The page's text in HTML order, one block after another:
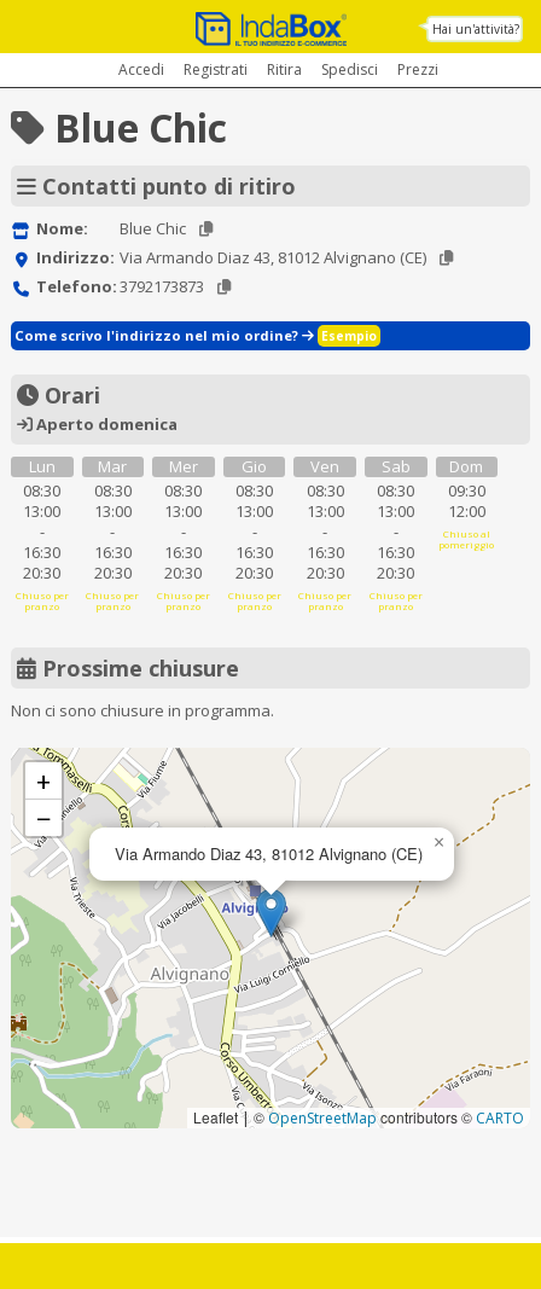
Hai un'attività?
Accedi Registrati Ritira Spedisci Prezzi
Blue Chic
Contatti punto di ritiro
Nome:
Blue Chic
Indirizzo: Via Armando Diaz 43, 81012 Alvignano (CE)
Telefono:3792173873
Come scrivo l'indirizzo nel mio ordine? Esempio
Orari
Aperto domenica
Lun
08:30
13:00
-
16:30
20:30
Chiuso per
pranzo
Mar
08:30
13:00
-
16:30
20:30
Chiuso per
pranzo
Mer
08:30
13:00
-
16:30
20:30
Chiuso per
pranzo
Gio
08:30
13:00
-
16:30
20:30
Chiuso per
pranzo
Ven
08:30
13:00
-
16:30
20:30
Chiuso per
pranzo
Sab
08:30
13:00
-
16:30
20:30
Chiuso per
pranzo
Dom
09:30
12:00
Chiuso al
pomeriggio
Prossime chiusure
Non ci sono chiusure in programma.
Via Armando Diaz 43, 81012 Alvignano (CE) ×
+
−
Leaflet|©OpenStreetMapcontributors © CARTO